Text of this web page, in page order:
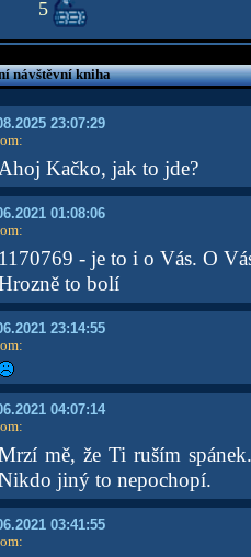
5
návštěvní kniha
23:07:29
:
Ahoj Kačko, jak to jde?
01:08:06
:
1170769 - je to i o Vás. O
to bolí
23:14:55
:
04:07:14
:
mě, že Ti ruším
jiný to nepochopí.
03:41:55
: